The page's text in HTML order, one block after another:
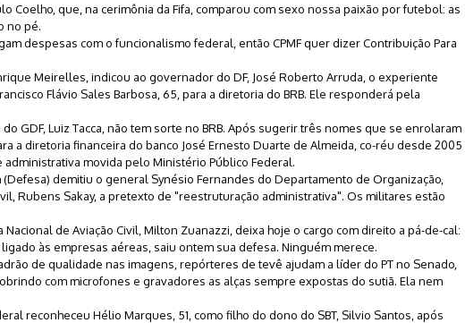
Coelho, que, na cerimônia da Fifa, comparou com sexo nossa paixão por futebol: as
no pé.
despesas com o funcionalismo federal, então CPMF quer dizer Contribuição Para
Meirelles, indicou ao governador do DF, José Roberto Arruda, o experiente
Flávio Sales Barbosa, 65, para a diretoria do BRB. Ele responderá pela
GDF, Luiz Tacca, não tem sorte no BRB. Após sugerir três nomes que se enrolaram
a diretoria financeira do banco José Ernesto Duarte de Almeida, co-réu desde 2005
administrativa movida pelo Ministério Público Federal.
demitiu o general Synésio Fernandes do Departamento de Organização,
Rubens Sakay, a pretexto de "reestruturação administrativa". Os militares estão
de Aviação Civil, Milton Zuanazzi, deixa hoje o cargo com direito a pá-de-cal:
às empresas aéreas, saiu ontem sua defesa. Ninguém merece.
de qualidade nas imagens, repórteres de tevê ajudam a líder do PT no Senado,
com microfones e gravadores as alças sempre expostas do sutiã. Ela nem
reconheceu Hélio Marques, 51, como filho do dono do SBT, Silvio Santos, após